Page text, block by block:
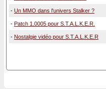
- Un MMO dans l'univers Stalker ?
- Patch 1.0005 pour S.T.A.L.K.E.R.
- Nostalgie vidéo pour S.T.A.L.K.E.R